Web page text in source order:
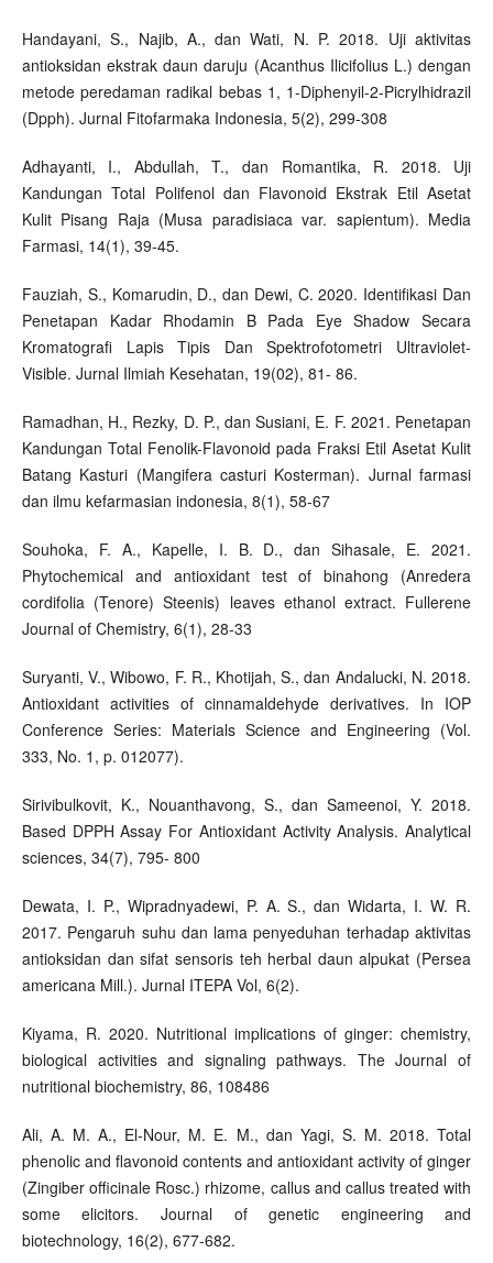
Handayani, S., Najib, A., dan Wati, N. P. 2018. Uji aktivitas
antioksidan ekstrak daun daruju (Acanthus Ilicifolius L.) dengan
metode peredaman radikal bebas 1, 1-Diphenyil-2-Picrylhidrazil
(Dpph). Jurnal Fitofarmaka Indonesia, 5(2), 299-308
Adhayanti, I., Abdullah, T., dan Romantika, R. 2018. Uji
Kandungan Total Polifenol dan Flavonoid Ekstrak Etil Asetat
Kulit Pisang Raja (Musa paradisiaca var. sapientum). Media
Farmasi, 14(1), 39-45.
Fauziah, S., Komarudin, D., dan Dewi, C. 2020. Identifikasi Dan
Penetapan Kadar Rhodamin B Pada Eye Shadow Secara
Kromatografi Lapis Tipis Dan Spektrofotometri Ultraviolet-
Visible. Jurnal Ilmiah Kesehatan, 19(02), 81- 86.
Ramadhan, H., Rezky, D. P., dan Susiani, E. F. 2021. Penetapan
Kandungan Total Fenolik-Flavonoid pada Fraksi Etil Asetat Kulit
Batang Kasturi (Mangifera casturi Kosterman). Jurnal farmasi
dan ilmu kefarmasian indonesia, 8(1), 58-67
Souhoka, F. A., Kapelle, I. B. D., dan Sihasale, E. 2021.
Phytochemical and antioxidant test of binahong (Anredera
cordifolia (Tenore) Steenis) leaves ethanol extract. Fullerene
Journal of Chemistry, 6(1), 28-33
Suryanti, V., Wibowo, F. R., Khotijah, S., dan Andalucki, N. 2018.
Antioxidant activities of cinnamaldehyde derivatives. In IOP
Conference Series: Materials Science and Engineering (Vol.
333, No. 1, p. 012077).
Sirivibulkovit, K., Nouanthavong, S., dan Sameenoi, Y. 2018.
Based DPPH Assay For Antioxidant Activity Analysis. Analytical
sciences, 34(7), 795- 800
Dewata, I. P., Wipradnyadewi, P. A. S., dan Widarta, I. W. R.
2017. Pengaruh suhu dan lama penyeduhan terhadap aktivitas
antioksidan dan sifat sensoris teh herbal daun alpukat (Persea
americana Mill.). Jurnal ITEPA Vol, 6(2).
Kiyama, R. 2020. Nutritional implications of ginger: chemistry,
biological activities and signaling pathways. The Journal of
nutritional biochemistry, 86, 108486
Ali, A. M. A., El-Nour, M. E. M., dan Yagi, S. M. 2018. Total
phenolic and flavonoid contents and antioxidant activity of ginger
(Zingiber officinale Rosc.) rhizome, callus and callus treated with
some elicitors. Journal of genetic engineering and
biotechnology, 16(2), 677-682.